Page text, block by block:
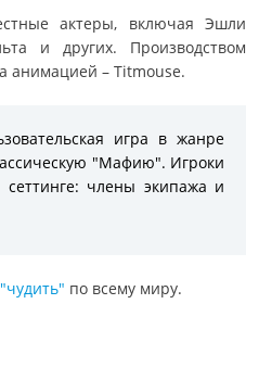
актеры, включая Эшли
и других. Производством
анимацией – Titmouse.
игра в жанре
"Мафию". Игроки
члены экипажа и
по всему миру.